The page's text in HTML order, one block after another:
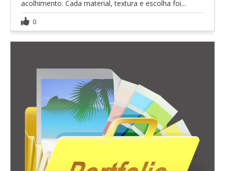
acolhimento. Cada material, textura e escolha foi...
0